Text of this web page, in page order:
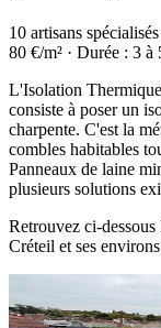
10 artisans
80 €/m² · Durée : 3 à
L'Isolation
consiste à poser un
charpente. C'est la
combles habitables
Panneaux de laine
plusieurs solutions
Retrouvez ci-
Créteil et ses